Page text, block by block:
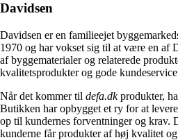
Davidsen
Davidsen er en familieejet
1970 og har vokset sig til at være en af
af byggematerialer og relaterede
kvalitetsprodukter og gode
Når det kommer til defa.dkprodukter,
Butikken har opbygget et ry for at
op til kundernes forventninger og krav.
kunderne får produkter af høj kvalitet